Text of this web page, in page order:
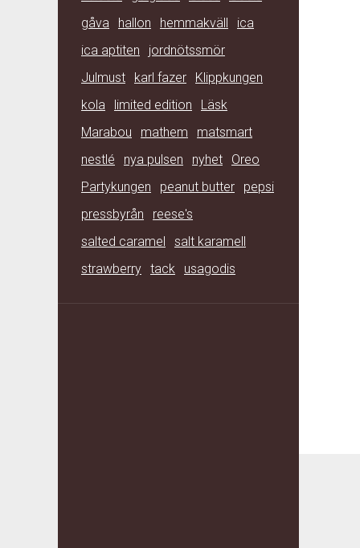
gåva
hallon hemmakväll
ica
ica aptiten
jordnötssmör
Julmust
karl fazer
Klippkungen
kola
limited edition
Läsk
Marabou
mathem
matsmart
nestlé
nya pulsen nyhet
Oreo
Partykungen
peanut butter
pepsi
pressbyrån
reese's
salted caramel
salt karamell
strawberry tack usagodis